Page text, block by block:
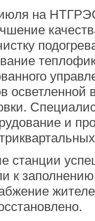
на
и
станции
к